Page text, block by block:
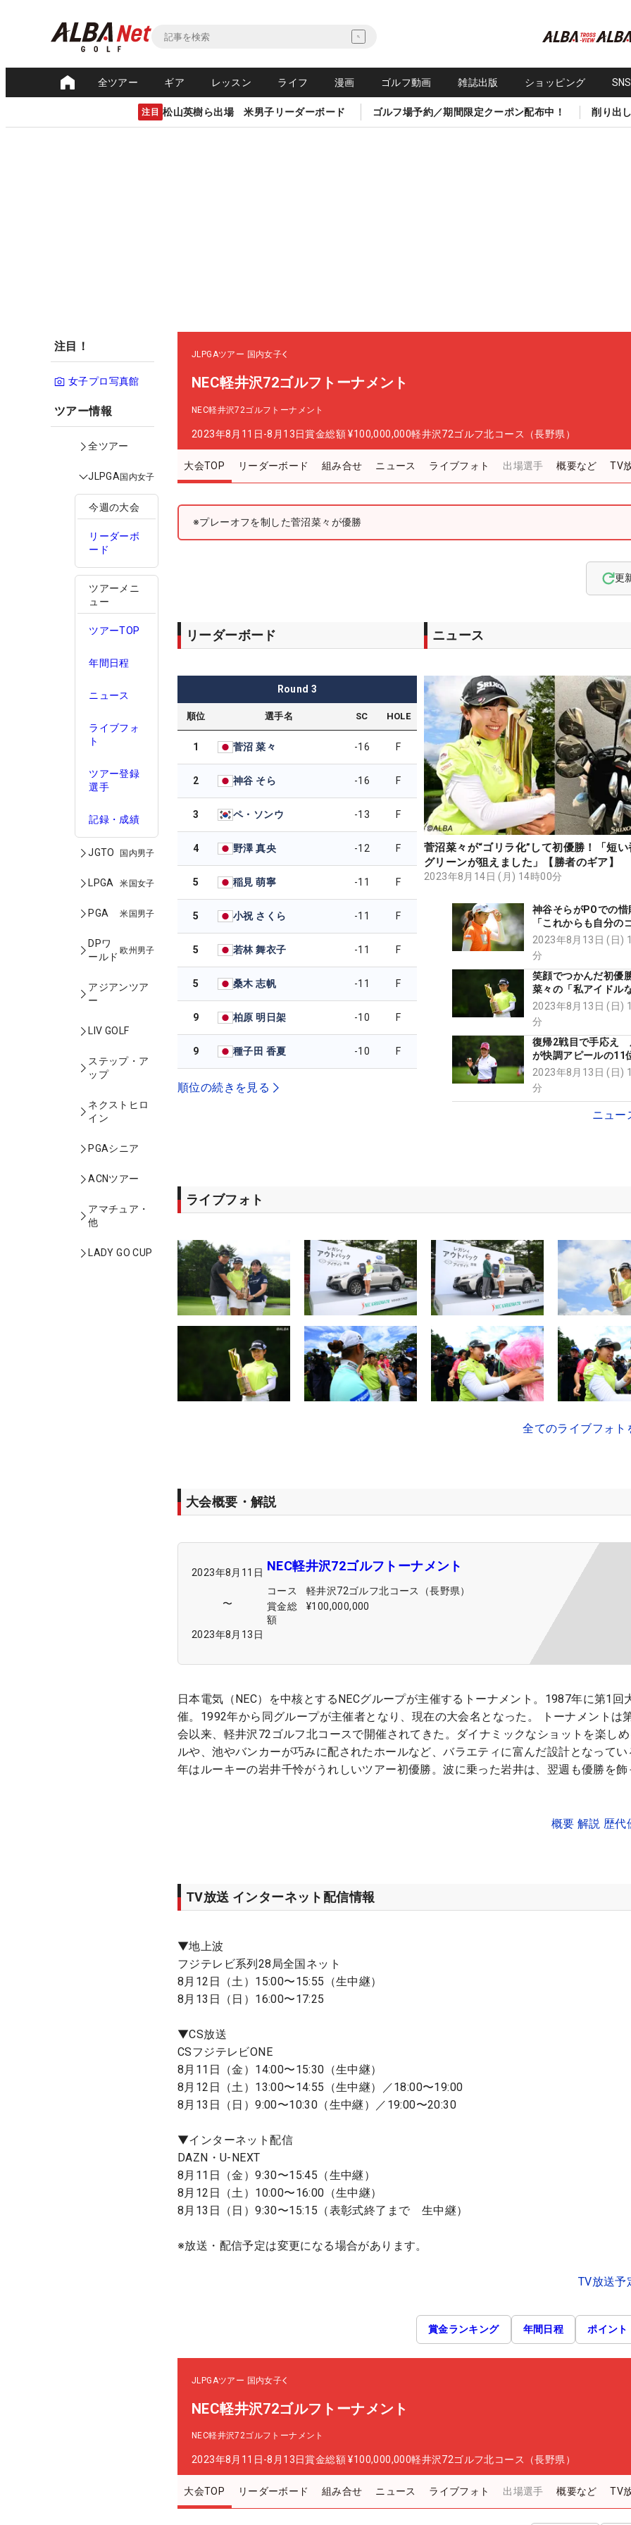
全ツアー ギア レッスン ライフ 漫画 ゴルフ動画 雑誌出版 ショッピング
注目 松山英樹ら出場 米男子リーダーボード ゴルフ場予約／期間限定クーポン配布中！ 削り出
注目！
女子プロ写真館
ツアー情報
全ツアー
JLPGA国内女子
今週の大会
リーダーボ
ード
ツアーメニ
ュー
ツアーTOP
年間日程
ニュース
ライブフォ
ト
ツアー登録
選手
記録・成績
JGTO 国内男子
LPGA 米国女子
PGA 米国男子
DPワ
ールド
欧州男子
アジアンツア
ー
LIV GOLF
ステップ・ア
ップ
ネクストヒロ
イン
PGAシニア
ACNツアー
アマチュア・
他
LADY GO CUP
JLPGAツアー 国内女子
NEC軽井沢72ゴルフトーナメント
NEC軽井沢72ゴルフトーナメント
2023年8月11日-8月13日賞金総額 ¥100,000,000軽井沢72ゴルフ北コース（長野県）
大会TOP リーダーボード 組み合せ ニュース ライブフォト 出場選手 概要など TV
※プレーオフを制した菅沼菜々が優勝
更
リーダーボード
Round 3
順位 選手名 SC HOLE
1 菅沼 菜々 -16 F
2 神谷 そら -16 F
3 ペ・ソンウ -13 F
4 野澤 真央 -12 F
5 稲見 萌寧 -11 F
5 小祝 さくら -11 F
5 若林 舞衣子 -11 F
5 桑木 志帆 -11 F
9 柏原 明日架 -10 F
9 種子田 香夏 -10 F
順位の続きを見る
ニュース
菅沼菜々が“ゴリラ化”して初優勝！「短
グリーンが狙えました」【勝者のギア】
2023年8月14日 (月) 14時00分
神谷そらがPOでの惜
「これからも自分の
貫きます」
2023年8月13日 (日)
分
笑顔でつかんだ初
菜々の「私アイドル
で！」に秘められた
2023年8月13日 (日)
分
復帰2戦目で手応え
が快調アピールの11
勝ちたい」
2023年8月13日 (日)
分
ニュー
ライブフォト
全てのライブフォト
大会概要・解説
2023年8月11日
〜
2023年8月13日
NEC軽井沢72ゴルフトーナメント
コース
軽井沢72ゴルフ北コース（長野県）
賞金総
額
¥100,000,000
日本電気（NEC）を中核とするNECグループが主催するトーナメント。1987年に第1回
催。1992年から同グループが主催者となり、現在の大会名となった。 トーナメントは
会以来、軽井沢72ゴルフ北コースで開催されてきた。ダイナミックなショットを楽し
ルや、池やバンカーが巧みに配されたホールなど、バラエティに富んだ設計となってい
年はルーキーの岩井千怜がうれしいツアー初優勝。波に乗った岩井は、翌週も優勝を飾
概要 解説 歴代
TV放送 インターネット配信情報
▼地上波
フジテレビ系列28局全国ネット
8月12日（土）15:00〜15:55（生中継）
8月13日（日）16:00〜17:25
▼CS放送
CSフジテレビONE
8月11日（金）14:00〜15:30（生中継）
8月12日（土）13:00〜14:55（生中継）／18:00〜19:00
8月13日（日）9:00〜10:30（生中継）／19:00〜20:30
▼インターネット配信
DAZN・U-NEXT
8月11日（金）9:30〜15:45（生中継）
8月12日（土）10:00〜16:00（生中継）
8月13日（日）9:30〜15:15（表彰式終了まで 生中継）
※放送・配信予定は変更になる場合があります。
TV放送予
賞金ランキング 年間日程 ポイント
JLPGAツアー 国内女子
NEC軽井沢72ゴルフトーナメント
NEC軽井沢72ゴルフトーナメント
2023年8月11日-8月13日賞金総額 ¥100,000,000軽井沢72ゴルフ北コース（長野県）
大会TOP リーダーボード 組み合せ ニュース ライブフォト 出場選手 概要など TV